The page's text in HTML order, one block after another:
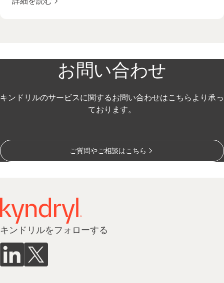
お問い合わせ
キンドリルのサービスに関するお問い合わせはこちらより承っ
ております。
ご質問やご相談はこちら
キンドリルをフォローする